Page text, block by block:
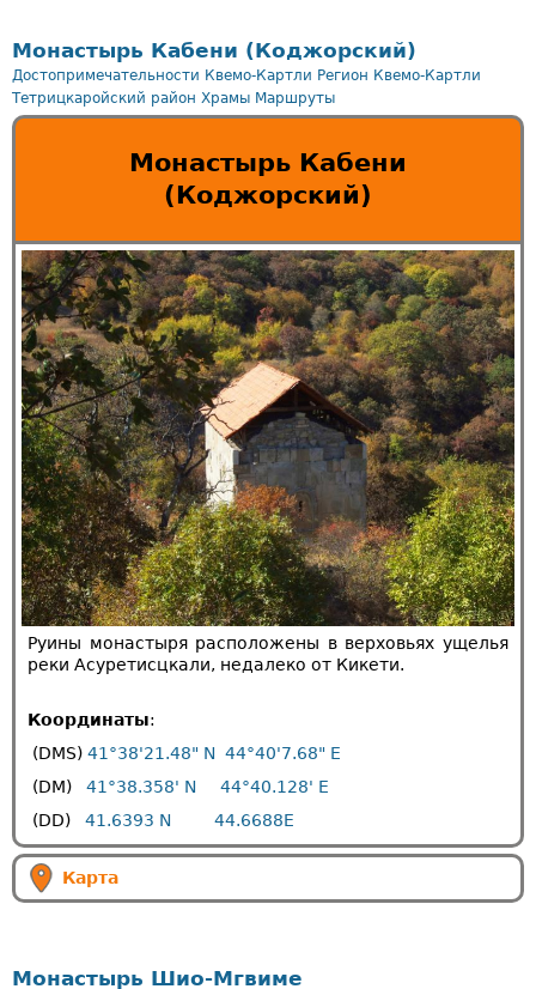
Монастырь Кабени (Коджорский)
Достопримечательности Квемо-Картли Регион Квемо-Картли
Тетрицкаройский район Храмы Маршруты
Монастырь Кабени
(Коджорский)
Руины монастыря расположены в верховьях ущелья
реки Асуретисцкали, недалеко от Кикети.
Координаты:
(DMS) 41°38'21.48" N 44°40'7.68" E
(DM) 41°38.358' N
44°40.128' E
(DD) 41.6393 N 44.6688E
Карта
Монастырь Шио-Мгвиме